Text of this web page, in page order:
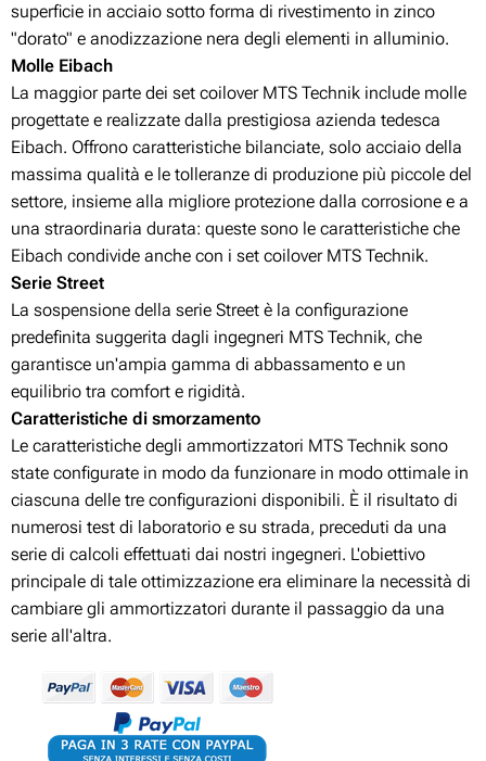
superficie in acciaio sotto forma di rivestimento in zinco
"dorato" e anodizzazione nera degli elementi in alluminio.
Molle Eibach
La maggior parte dei set coilover MTS Technik include molle
progettate e realizzate dalla prestigiosa azienda tedesca
Eibach. Offrono caratteristiche bilanciate, solo acciaio della
massima qualità e le tolleranze di produzione più piccole del
settore, insieme alla migliore protezione dalla corrosione e a
una straordinaria durata: queste sono le caratteristiche che
Eibach condivide anche con i set coilover MTS Technik.
Serie Street
La sospensione della serie Street è la configurazione
predefinita suggerita dagli ingegneri MTS Technik, che
garantisce un'ampia gamma di abbassamento e un
equilibrio tra comfort e rigidità.
Caratteristiche di smorzamento
Le caratteristiche degli ammortizzatori MTS Technik sono
state configurate in modo da funzionare in modo ottimale in
ciascuna delle tre configurazioni disponibili. È il risultato di
numerosi test di laboratorio e su strada, preceduti da una
serie di calcoli effettuati dai nostri ingegneri. L'obiettivo
principale di tale ottimizzazione era eliminare la necessità di
cambiare gli ammortizzatori durante il passaggio da una
serie all'altra.